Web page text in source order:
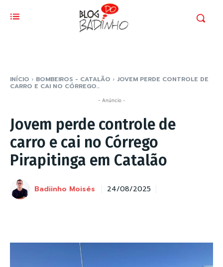
INÍCIO BOMBEIROS - CATALÃO JOVEM PERDE CONTROLE DE
CARRO E CAI NO CÓRREGO...
- Anúncio -
Jovem perde controle de
carro e cai no Córrego
Pirapitinga em Catalão
Badiinho Moisés 24/08/2025